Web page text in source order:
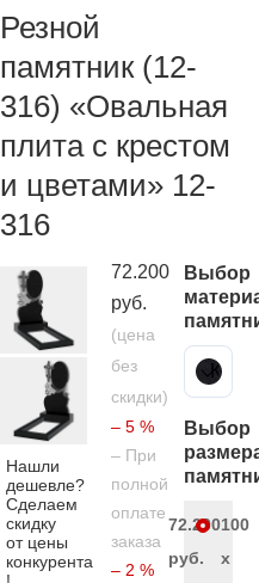
Резной
памятник (12-
316) «Овальная
плита с крестом
и цветами» 12-
316
Нашли
дешевле?
Сделаем
скидку
от цены
конкурента
72.200
руб.
(цена
без
скидки)
– 5 %
– При
полной
оплате
заказа
– 2 %
Выбор
Карельский гранит
Выбор
72.200
руб.
100
x